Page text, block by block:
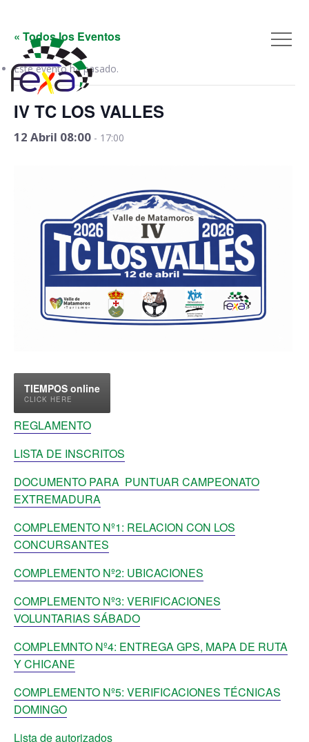
« Todos los Eventos
Este evento ha pasado.
IV TC LOS VALLES
12 Abril 08:00 - 17:00
TIEMPOS online
CLICK HERE
REGLAMENTO
LISTA DE INSCRITOS
DOCUMENTO PARA PUNTUAR CAMPEONATO
EXTREMADURA
COMPLEMENTO Nº1: RELACION CON LOS
CONCURSANTES
COMPLEMENTO Nº2: UBICACIONES
COMPLEMENTO Nº3: VERIFICACIONES
VOLUNTARIAS SÁBADO
COMPLEMNTO Nº4: ENTREGA GPS, MAPA DE RUTA
Y CHICANE
COMPLEMENTO Nº5: VERIFICACIONES TÉCNICAS
DOMINGO
Lista de autorizados